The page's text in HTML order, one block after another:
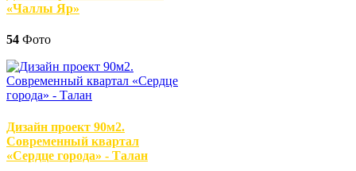
«Чаллы Яр»
54 Фото
Дизайн проект 90м2.
Современный квартал
«Сердце города» - Талан